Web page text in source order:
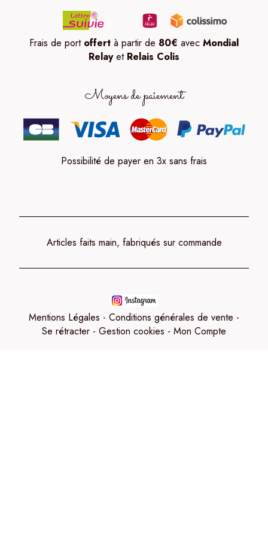
Frais de port offert à partir de 80€ avec Mondial
Relayet Relais Colis
Moyens de paiement
Possibilité de payer en 3x sans frais
Articles faits main, fabriqués sur commande
Mentions Légales
Conditions générales de vente
Se rétracter
Gestion cookies Mon Compte